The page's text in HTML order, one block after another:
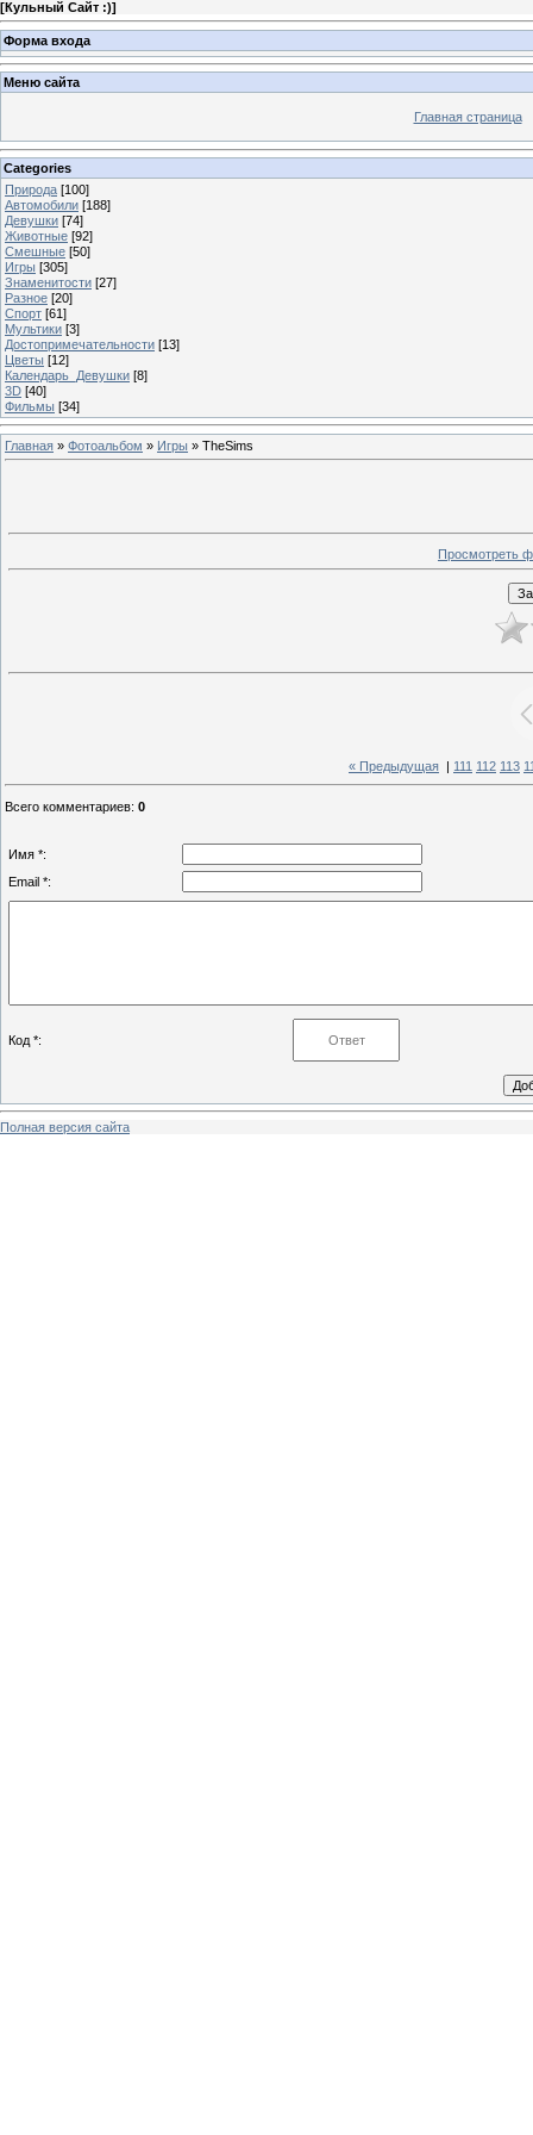
[Кульный Сайт :)]
Форма входа
Меню сайта
Главная страница
Categories
Природа [100]
Автомобили [188]
Девушки [74]
Животные [92]
Смешные [50]
Игры [305]
Знаменитости [27]
Разное [20]
Спорт [61]
Мультики [3]
Достопримечательности [13]
Цветы [12]
Календарь_Девушки [8]
3D [40]
Фильмы [34]
Главная » Фотоальбом » Игры » TheSims
Просмотреть
« Предыдущая 111 112 113
Всего комментариев: 0
Имя *:
Email *:
Код *:
Полная версия сайта